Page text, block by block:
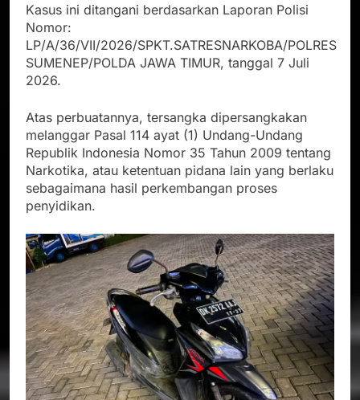
Kasus ini ditangani berdasarkan Laporan Polisi
Nomor:
LP/A/36/VII/2026/SPKT.SATRESNARKOBA/POLRES
SUMENEP/POLDA JAWA TIMUR, tanggal 7 Juli
2026.
Atas perbuatannya, tersangka dipersangkakan
melanggar Pasal 114 ayat (1) Undang-Undang
Republik Indonesia Nomor 35 Tahun 2009 tentang
Narkotika, atau ketentuan pidana lain yang berlaku
sebagaimana hasil perkembangan proses
penyidikan.